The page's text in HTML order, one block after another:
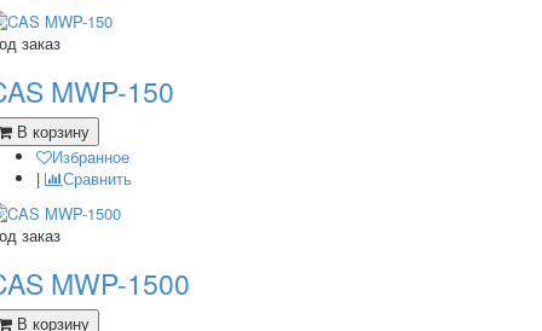
заказ
MWP-150
В корзину
Избранное
|
Сравнить
заказ
MWP-1500
В корзину